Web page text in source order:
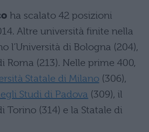
ha scalato 42 posizioni
Altre università finite nella
l’Università di Bologna (204),
Roma (213). Nelle prime 400,
Statale di Milano (306),
Studi di Padova (309), il
Torino (314) e la Statale di